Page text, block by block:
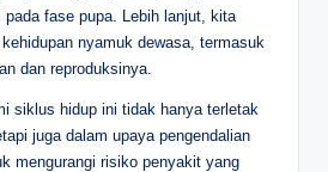
fase pupa. Lebih lanjut, kita
nyamuk dewasa, termasuk
dan reproduksinya.
siklus hidup ini tidak hanya terletak
juga dalam upaya pengendalian
mengurangi risiko penyakit yang